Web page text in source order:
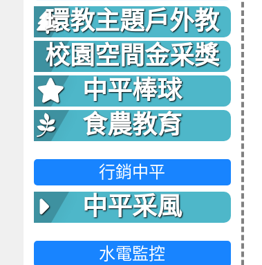
環教主題戶外教
室
校園空間金采獎
中平棒球
食農教育
行銷中平
中平采風
水電監控